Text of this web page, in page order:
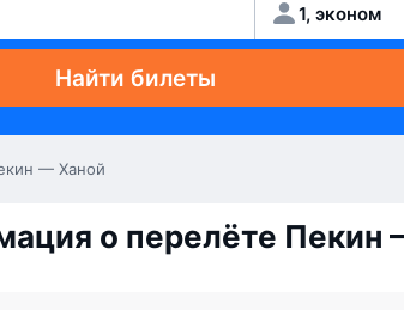
1, эконом
Найти билеты
— Ханой
о перелёте Пекин